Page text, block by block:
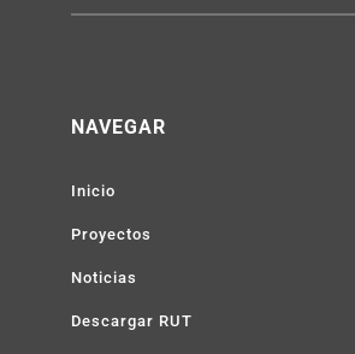
NAVEGAR
Inicio
Proyectos
Noticias
Descargar RUT